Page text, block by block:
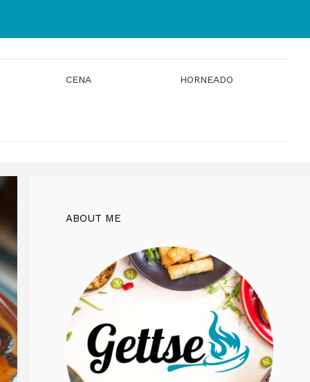
CENA HORNEADO
ABOUT ME